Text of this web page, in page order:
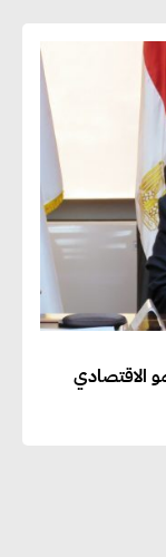
الاقتصادي